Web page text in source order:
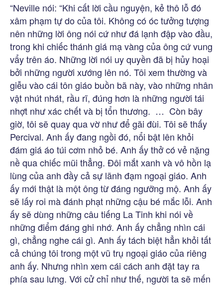
“Neville nói: “Khi cất lời cầu nguyện, kẻ thô lỗ đó
xâm phạm tự do của tôi. Không có óc tưởng tượng
nên những lời ông nói cứ như đá lạnh đập vào đầu,
trong khi chiếc thánh giá mạ vàng của ông cứ vung
vẩy trên áo. Những lời nói uy quyền đã bị hủy hoại
bởi những người xướng lên nó. Tôi xem thường và
giễu vào cái tôn giáo buồn bã này, vào những nhân
vật nhút nhát, rầu rĩ, đúng hơn là những người tái
nhợt như xác chết và bị tổn thương. … Còn bây
giờ, tôi sẽ quay qua vờ như để gãi đùi. Tôi sẽ thấy
Percival. Anh ấy đang ngồi đó, nổi bật lên khỏi
đám giá áo túi cơm nhỏ bé. Anh ấy thở có vẻ nặng
nề qua chiếc mũi thẳng. Đôi mắt xanh và vô hồn lạ
lùng của anh đầy cả sự lãnh đạm ngoại giáo. Anh
ấy mới thật là một ông từ đáng ngưỡng mộ. Anh ấy
sẽ lấy roi mà đánh phạt những cậu bé mắc lỗi. Anh
ấy sẽ dùng những câu tiếng La Tinh khi nói về
những điểm đáng ghi nhớ. Anh ấy chẳng nhìn cái
gì, chẳng nghe cái gì. Anh ấy tách biệt hẳn khỏi tất
cả chúng tôi trong một vũ trụ ngoại giáo của riêng
anh ấy. Nhưng nhìn xem cái cách anh đặt tay ra
phía sau lưng. Với cử chỉ như thế, người ta sẽ mến